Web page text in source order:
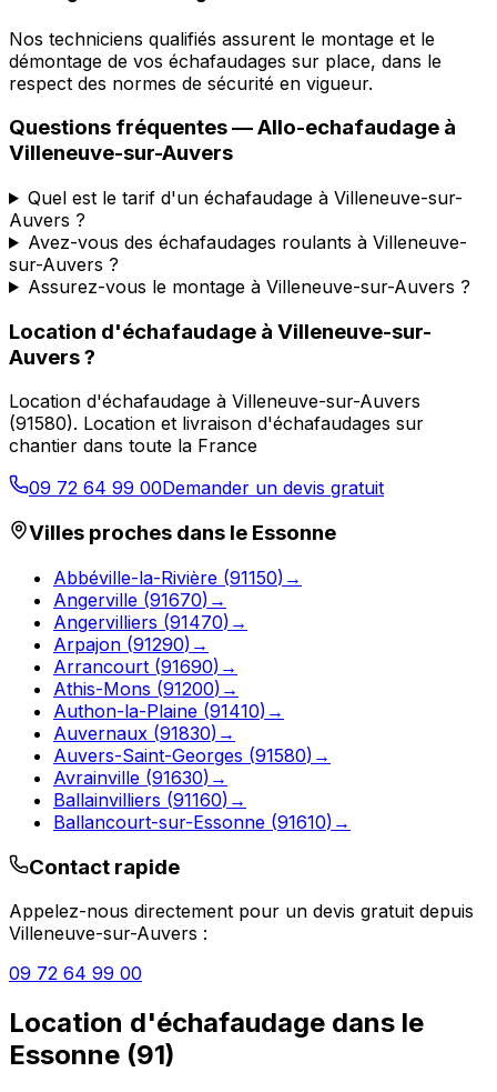
Nos techniciens qualifiés assurent le montage et le
démontage de vos échafaudages sur place, dans le
respect des normes de sécurité en vigueur.
Questions fréquentes —Allo-echafaudage à
Villeneuve-sur-Auvers
Quel est le tarif d'un échafaudage à Villeneuve-sur-
Auvers ?
Avez-vous des échafaudages roulants à Villeneuve-
sur-Auvers ?
Assurez-vous le montage à Villeneuve-sur-Auvers ?
Location d'échafaudage à Villeneuve-sur-
Auvers?
Location d'échafaudage à Villeneuve-sur-Auvers
(91580). Location et livraison d'échafaudages sur
chantier dans toute la France
09 72 64 99 00Demander un devis gratuit
Villes proches dans le Essonne
Abbéville-la-Rivière (91150) →
Angerville (91670) →
Angervilliers (91470) →
Arpajon (91290) →
Arrancourt (91690) →
Athis-Mons (91200) →
Authon-la-Plaine (91410) →
Auvernaux (91830) →
Auvers-Saint-Georges (91580) →
Avrainville (91630) →
Ballainvilliers (91160) →
Ballancourt-sur-Essonne (91610) →
Contact rapide
Appelez-nous directement pour un devis gratuit depuis
Villeneuve-sur-Auvers :
09 72 64 99 00
Location d'échafaudage dans le
Essonne (91)